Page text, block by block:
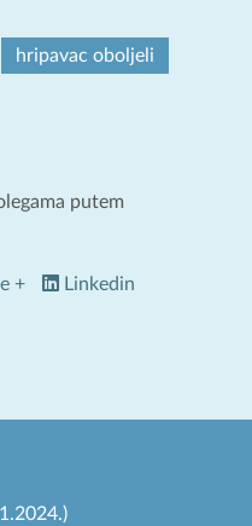
hripavac oboljeli
putem
+ Linkedin